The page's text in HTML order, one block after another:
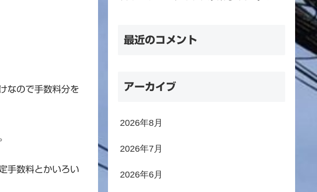
なので手数料分を
手数料とかいろい
最近のコメント
アーカイブ
2026年8月
2026年7月
2026年6月